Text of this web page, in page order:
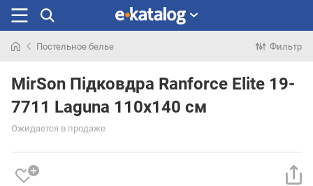
раньше
Постельное белье Фильтр
MirSon Підковдра Ranforce Elite 19-
7711 Laguna 110х140 см
Ожидается в продаже